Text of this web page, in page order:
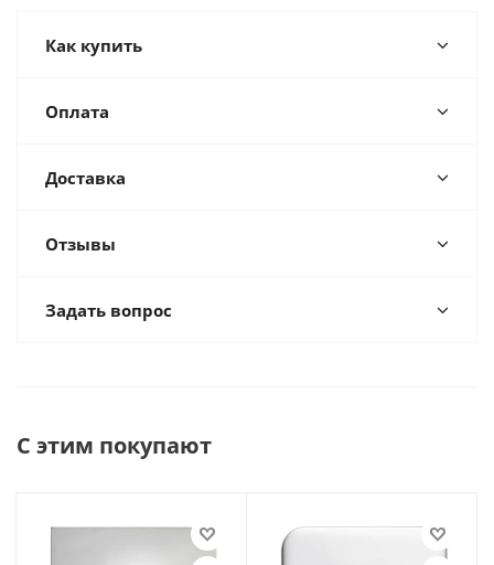
Как купить
Оплата
Доставка
Отзывы
Задать вопрос
С этим покупают